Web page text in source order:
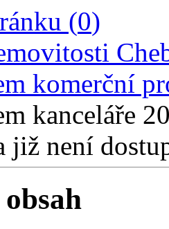
(0)
komerční
kanceláře
již není